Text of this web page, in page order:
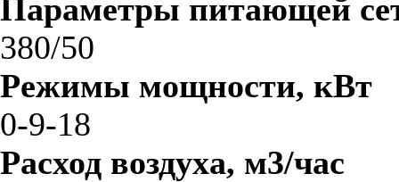
Параметры питающей
380/50
Режимы мощности, кВт
0-9-18
Расход воздуха, м3/час